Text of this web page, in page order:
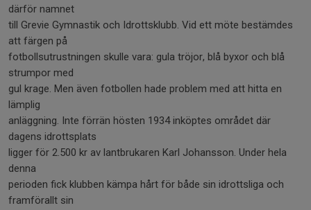
därför namnet
till Grevie Gymnastik och Idrottsklubb. Vid ett möte bestämdes
att färgen på
fotbollsutrustningen skulle vara: gula tröjor, blå byxor och blå
strumpor med
gul krage. Men även fotbollen hade problem med att hitta en
lämplig
anläggning. Inte förrän hösten 1934 inköptes området där
dagens idrottsplats
ligger för 2.500 kr av lantbrukaren Karl Johansson. Under hela
denna
perioden fick klubben kämpa hårt för både sin idrottsliga och
framförallt sin